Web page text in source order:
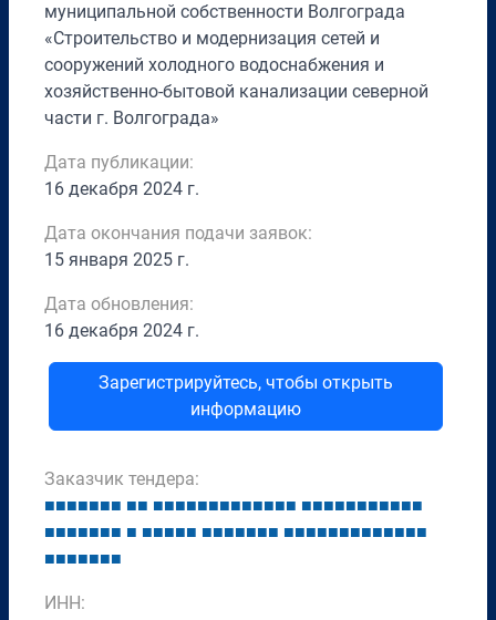
муниципальной собственности Волгограда
«Строительство и модернизация сетей и
сооружений холодного водоснабжения и
хозяйственно-бытовой канализации северной
части г. Волгограда»
Дата публикации:
16 декабря 2024 г.
Дата окончания подачи заявок:
15 января 2025 г.
Дата обновления:
16 декабря 2024 г.
Зарегистрируйтесь, чтобы открыть
информацию
Заказчик тендера:
■■■■■■■ ■■ ■■■■■■■■■■■■■ ■■■■■■■■■■■
■■■■■■■ ■ ■■■■■ ■■■■■■■ ■■■■■■■■■■■■■
■■■■■■■
ИНН: